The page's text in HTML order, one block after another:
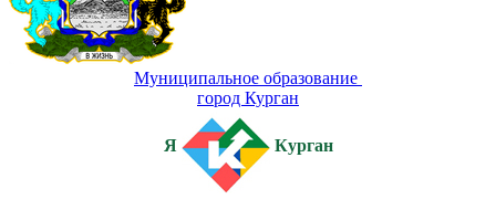
Муниципальное образование
город Курган
Я Курган